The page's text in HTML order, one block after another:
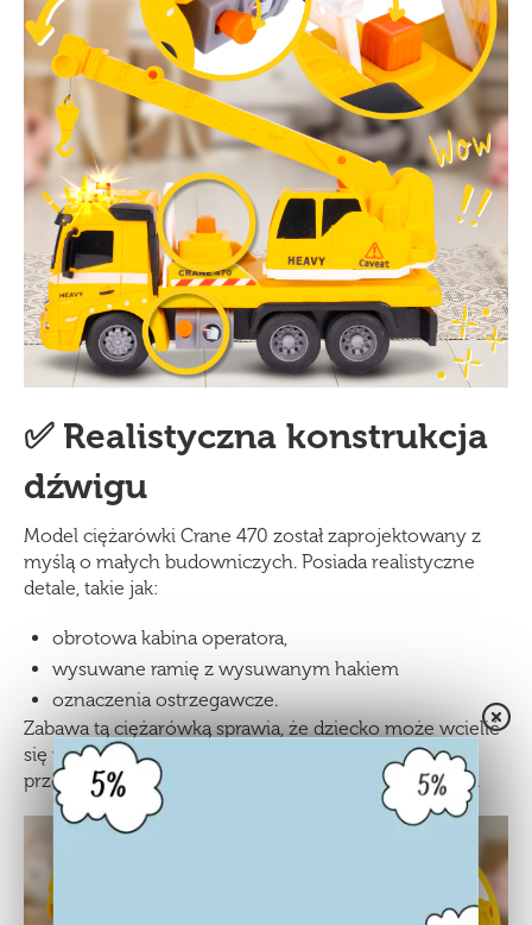
✅ Realistyczna konstrukcja
dźwigu
Model ciężarówki Crane 470 został zaprojektowany z
myślą o małych budowniczych. Posiada realistyczne
detale, takie jak:
obrotowa kabina operatora,
wysuwane ramię z wysuwanym hakiem
oznaczenia ostrzegawcze.
Zabawa tą ciężarówką sprawia, że dziecko może wcielić
się w rolę operatora dźwigu i przenosić lekkie
przedmioty, ćwicząc przy tym koordynację ręka-oko.